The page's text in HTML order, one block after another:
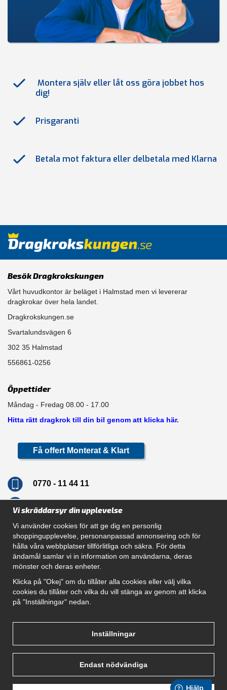
Montera själv eller låt oss göra jobbet hos
dig!
Prisgaranti
Betala mot faktura eller delbetala med Klarna
Besök Dragkrokskungen
Vårt huvudkontor är beläget i Halmstad men vi levererar
dragkrokar över hela landet.
Dragkrokskungen.se
Svartalundsvägen 6
302 35 Halmstad
556861-0256
Öppettider
Måndag - Fredag 08.00 - 17.00
Hitta rätt dragkrok till din bil genom att klicka här.
Få offert Monterat & Klart
0770 - 11 44 11
Navigation
Hur beställer jag
Gör Det Själv Paket
Montera dragkrok
SUPPORT
Villkor
Vi skräddarsyr din upplevelse
Vi använder cookies för att ge dig en personlig
shoppingupplevelse, personanpassad annonsering och för
hålla våra webbplatser tillförlitliga och säkra. För detta
ändamål samlar vi in information om användarna, deras
mönster och deras enheter.
Klicka på "Okej" om du tillåter alla cookies eller välj vilka
cookies du tillåter och vilka du vill stänga av genom att klicka
på "Inställningar" nedan.
Inställningar
Endast nödvändiga